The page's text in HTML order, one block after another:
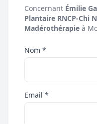
Concernant Émilie
Plantaire RNCP-Chi
Madérothérapie à
Nom *
Email *